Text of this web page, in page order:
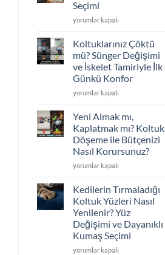
Koltuk
Döşeme
için
Seçimi
Pati
Koltuk
ve
Kumaş
Seçimi
için
yorumlar kapalı
Koltuklarınız Çöktü
mü? Sünger Değişimi
ve İskelet Tamiriyle İlk
Günkü Konfor
Koltuklarınız
mü?
Değişimi
ve
İskelet
Tamiriyle
Günkü
Konfor
için
yorumlar kapalı
Yeni Almak mı,
Kaplatmak mı? Koltuk
Döşeme ile Bütçenizi
Nasıl Korursunuz?
Yeni
mı,
mı?
Koltuk
Döşeme
ile
Bütçenizi
yorumlar kapalı
Kedilerin Tırmaladığı
Koltuk Yüzleri Nasıl
Yenilenir? Yüz
Değişimi ve Dayanıklı
Kumaş Seçimi
Kedilerin
yorumlar kapalı